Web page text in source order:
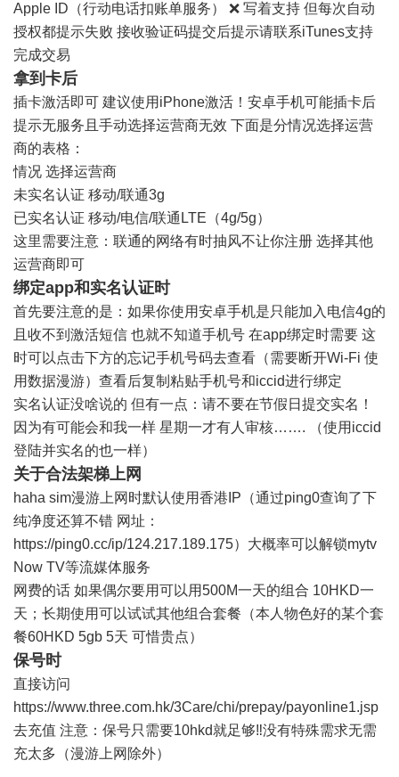
Apple ID（行动电话扣账单服务） ❌ 写着支持 但每次自动
授权都提示失败 接收验证码提交后提示请联系iTunes支持
完成交易
拿到卡后
插卡激活即可 建议使用iPhone激活！安卓手机可能插卡后
提示无服务且手动选择运营商无效 下面是分情况选择运营
商的表格：
情况 选择运营商
未实名认证 移动/联通3g
已实名认证 移动/电信/联通LTE（4g/5g）
这里需要注意：联通的网络有时抽风不让你注册 选择其他
运营商即可
绑定app和实名认证时
首先要注意的是：如果你使用安卓手机是只能加入电信4g的
且收不到激活短信 也就不知道手机号 在app绑定时需要 这
时可以点击下方的忘记手机号码去查看（需要断开Wi-Fi 使
用数据漫游）查看后复制粘贴手机号和iccid进行绑定
实名认证没啥说的 但有一点：请不要在节假日提交实名！
因为有可能会和我一样 星期一才有人审核……. （使用iccid
登陆并实名的也一样）
关于合法架梯上网
haha sim漫游上网时默认使用香港IP（通过ping0查询了下
纯净度还算不错 网址：
https://ping0.cc/ip/124.217.189.175）大概率可以解锁mytv
Now TV等流媒体服务
网费的话 如果偶尔要用可以用500M一天的组合 10HKD一
天；长期使用可以试试其他组合套餐（本人物色好的某个套
餐60HKD 5gb 5天 可惜贵点）
保号时
直接访问
https://www.three.com.hk/3Care/chi/prepay/payonline1.jsp
去充值 注意：保号只需要10hkd就足够‼️没有特殊需求无需
充太多（漫游上网除外）